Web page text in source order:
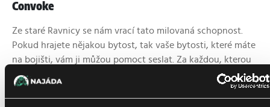
Convoke
Ze staré Ravnicy se nám vrací tato milovaná schopnost.
Pokud hrajete nějakou bytost, tak vaše bytosti, které máte
na bojišti, vám ji můžou pomoct seslat. Za každou, kterou
tapnete při zahrání karty s convoke, se convoke karta
zlevní o jednu manu
příslušnou barvě bytosti, která ji